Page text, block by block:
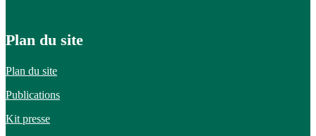
Plan du site
Plan du site
Publications
Kit presse